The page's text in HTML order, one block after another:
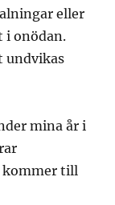
eller
i onödan.
undvikas
mina år i
kommer till